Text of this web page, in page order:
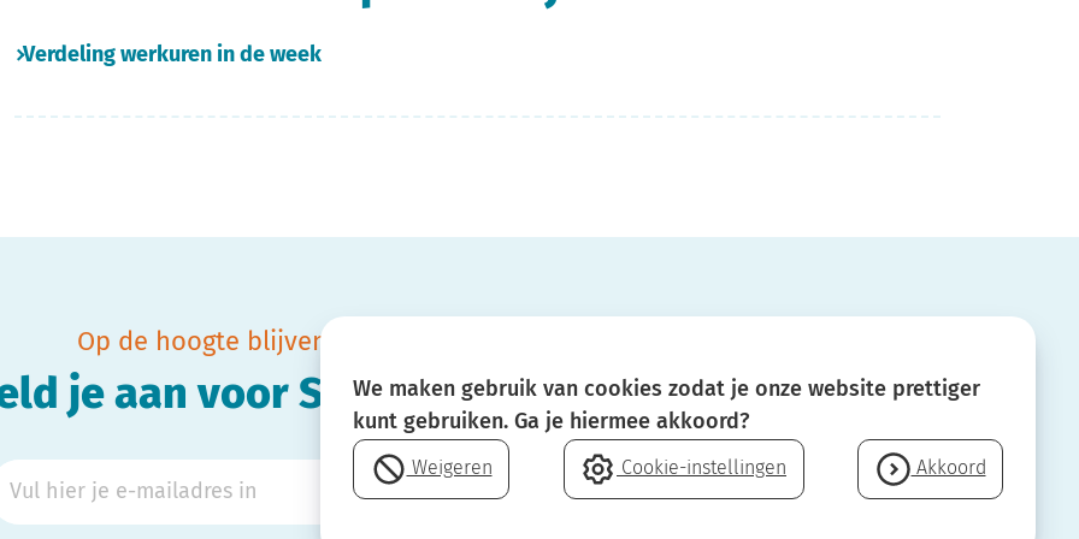
Verdeling werkuren in de week
Op de hoogte blijven van SBOH?
je aan voor SBOH-nieuws!We maken gebruik van cookies zodat je onze website prettiger
kunt gebruiken. Ga je hiermee akkoord?
Weigeren Cookie-instellingen Akkoord